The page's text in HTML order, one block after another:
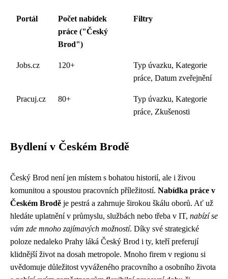
Portál
Počet nabídek
práce ("Český
Brod")
Filtry
Jobs.cz 120+
Typ úvazku, Kategorie
práce, Datum zveřejnění
Pracuj.cz 80+
Typ úvazku, Kategorie
práce, Zkušenosti
Bydlení v Českém Brodě
Český Brod není jen místem s bohatou historií, ale i živou
komunitou a spoustou pracovních příležitostí. Nabídka práce v
Českém Brodě je pestrá a zahrnuje širokou škálu oborů. Ať už
hledáte uplatnění v průmyslu, službách nebo třeba v IT, nabízí se
vám zde mnoho zajímavých možností. Díky své strategické
poloze nedaleko Prahy láká Český Brod i ty, kteří preferují
klidnější život na dosah metropole. Mnoho firem v regionu si
uvědomuje důležitost vyváženého pracovního a osobního života